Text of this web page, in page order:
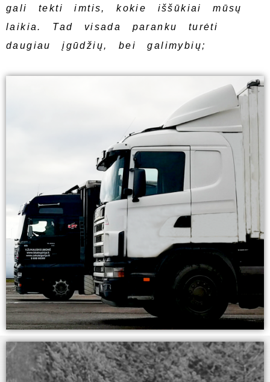
gali tekti imtis, kokie iššūkiai mūsų
laikia. Tad visada paranku turėti
daugiau įgūdžių, bei galimybių;